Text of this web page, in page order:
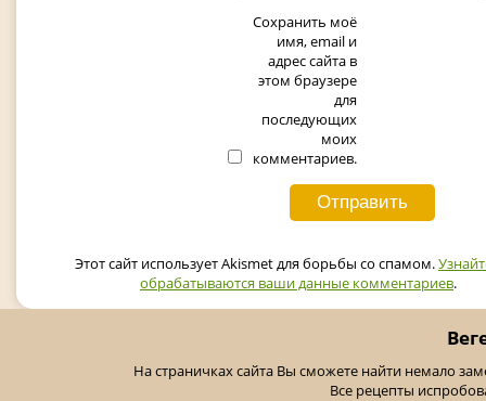
Сохранить моё
имя, email и
адрес сайта в
этом браузере
для
последующих
моих
комментариев.
Этот сайт использует Akismet для борьбы со спамом.
обрабатываются ваши данные комментариев.
На страничках сайта Вы сможете найти немало
Все рецепты